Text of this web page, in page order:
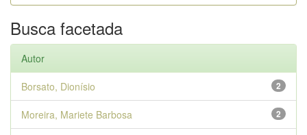
Busca facetada
Autor
2
Borsato, Dionísio
2
Moreira, Mariete Barbosa